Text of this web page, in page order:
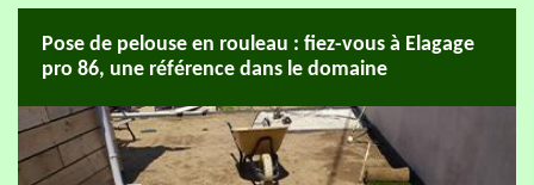
Pose de pelouse en rouleau : fiez-vous à Elagage
pro 86, une référence dans le domaine